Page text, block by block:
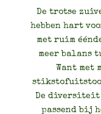
De trotse
hebben hart
met ruim
meer balans
Want
De diversiteit
passend bij